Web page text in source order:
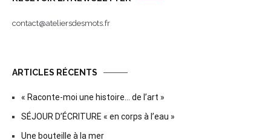
contact@ateliersdesmots.fr
ARTICLES RÉCENTS
« Raconte-moi une histoire… de l’art »
SÉJOUR D’ÉCRITURE « en corps à l’eau »
Une bouteille à la mer